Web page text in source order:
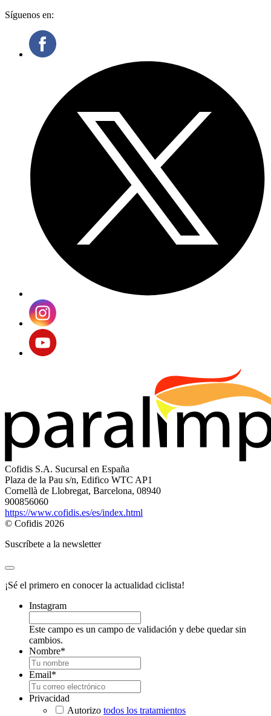
Síguenos en:
Cofidis S.A. Sucursal en España
Plaza de la Pau s/n, Edifico WTC AP1
Cornellà de Llobregat, Barcelona, 08940
900856060
https://www.cofidis.es/es/index.html
© Cofidis 2026
Suscríbete a la newsletter
¡Sé el primero en conocer la actualidad ciclista!
Instagram
Este campo es un campo de validación y debe quedar sin
cambios.
Nombre*
Email*
Privacidad
Autorizo todos los tratamientos